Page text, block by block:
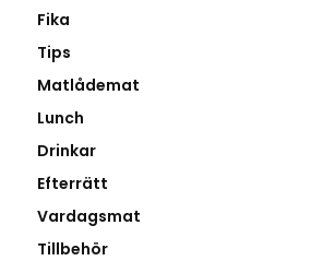
Fika
Tips
Matlådemat
Lunch
Drinkar
Efterrätt
Vardagsmat
Tillbehör